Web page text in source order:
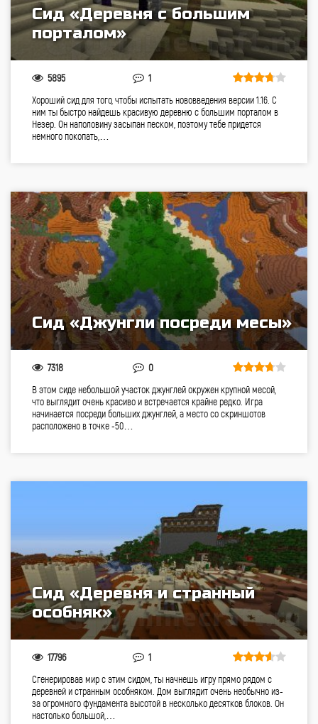
Сид «Деревня с большим
порталом»
5895 1
Хороший сид для того, чтобы испытать нововведения версии 1.16. С
ним ты быстро найдешь красивую деревню с большим порталом в
Незер. Он наполовину засыпан песком, поэтому тебе придется
немного покопать,…
Сид «Джунгли посреди месы»
7318 0
В этом сиде небольшой участок джунглей окружен крупной месой,
что выглядит очень красиво и встречается крайне редко. Игра
начинается посреди больших джунглей, а место со скриншотов
расположено в точке -50…
Сид «Деревня и странный
особняк»
17796 1
Сгенерировав мир с этим сидом, ты начнешь игру прямо рядом с
деревней и странным особняком. Дом выглядит очень необычно из-
за огромного фундамента высотой в несколько десятков блоков. Он
настолько большой,…